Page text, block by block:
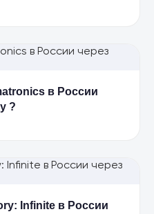
в России
?
в России